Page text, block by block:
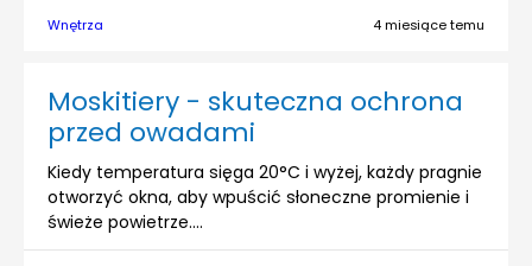
Wnętrza 4 miesiące temu
Moskitiery - skuteczna ochrona
przed owadami
Kiedy temperatura sięga 20°C i wyżej, każdy pragnie
otworzyć okna, aby wpuścić słoneczne promienie i
świeże powietrze....